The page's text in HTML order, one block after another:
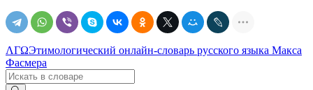
ΛΓΩЭтимологический онлайн-словарь русского языка Макса
Фасмера